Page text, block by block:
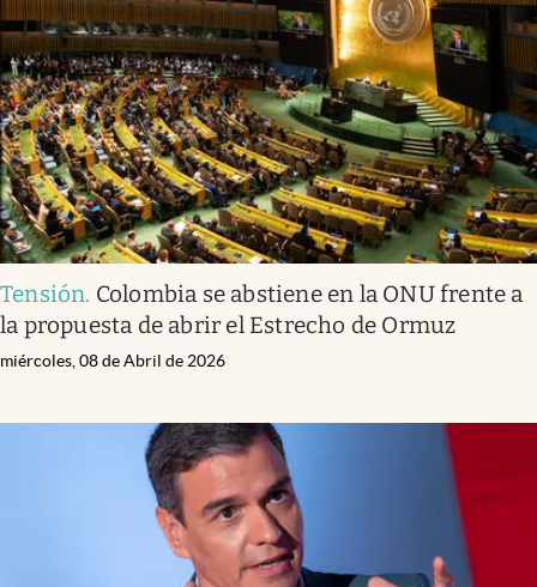
Tensión. Colombia se abstiene en la ONU frente a
la propuesta de abrir el Estrecho de Ormuz
miércoles, 08 de Abril de 2026